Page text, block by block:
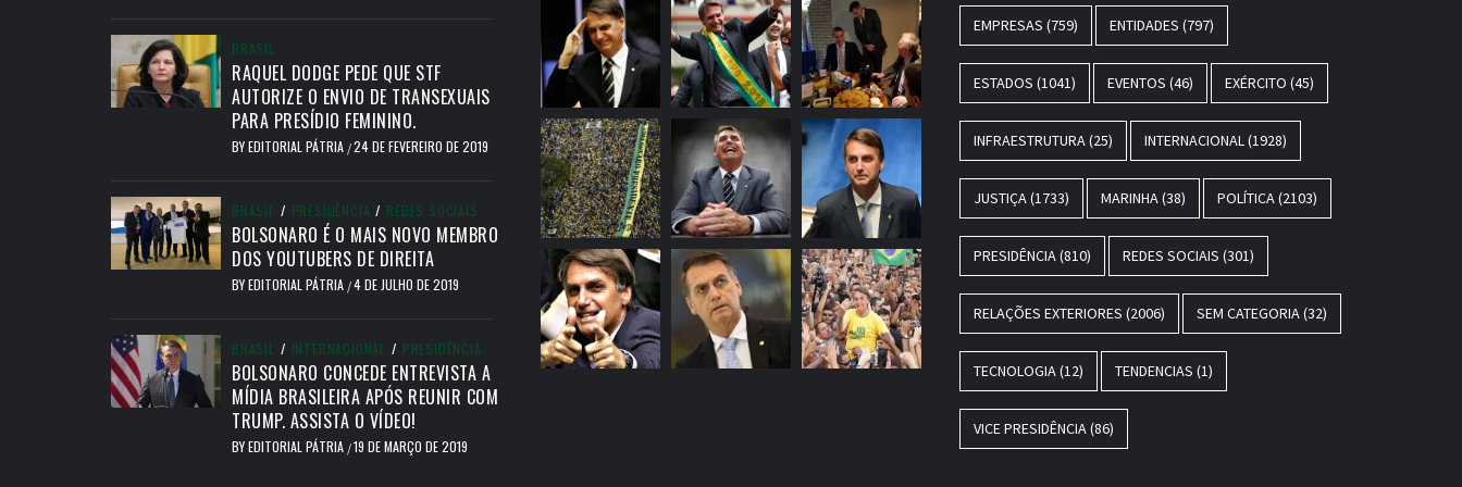
BRASIL
RAQUEL DODGE PEDE QUE STF
AUTORIZE O ENVIO DE TRANSEXUAIS
PARA PRESÍDIO FEMININO.
BYEDITORIAL PÁTRIA /24 DE FEVEREIRO DE 2019
BRASIL / PRESIDÊNCIA / REDES SOCIAIS
BOLSONARO É O MAIS NOVO MEMBRO
DOS YOUTUBERS DE DIREITA
BYEDITORIAL PÁTRIA /4 DE JULHO DE 2019
BRASIL / INTERNACIONAL / PRESIDÊNCIA
BOLSONARO CONCEDE ENTREVISTA A
MÍDIA BRASILEIRA APÓS REUNIR COM
TRUMP. ASSISTA O VÍDEO!
BYEDITORIAL PÁTRIA /19 DE MARÇO DE 2019
EMPRESAS (759) ENTIDADES (797)
ESTADOS (1041) EVENTOS (46) EXÉRCITO (45)
INFRAESTRUTURA(25) INTERNACIONAL(1928)
JUSTIÇA(1733) MARINHA(38) POLÍTICA(2103)
PRESIDÊNCIA(810) REDES SOCIAIS (301)
RELAÇÕES EXTERIORES (2006) SEM CATEGORIA(32)
TECNOLOGIA(12) TENDENCIAS (1)
VICE PRESIDÊNCIA(86)